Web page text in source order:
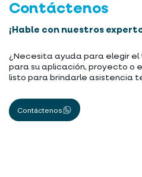
Contáctenos
¡Hable con nuestros
¿Necesita ayuda para elegir el
para su aplicación, proyecto o
listo para brindarle asistencia
Contáctenos